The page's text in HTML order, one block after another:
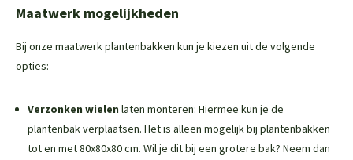
Maatwerk mogelijkheden
Bij onze maatwerk plantenbakken kun je kiezen uit de volgende
opties:
Verzonken wielen laten monteren: Hiermee kun je de
plantenbak verplaatsen. Het is alleen mogelijk bij plantenbakken
tot en met 80x80x80 cm. Wil je dit bij een grotere bak? Neem dan